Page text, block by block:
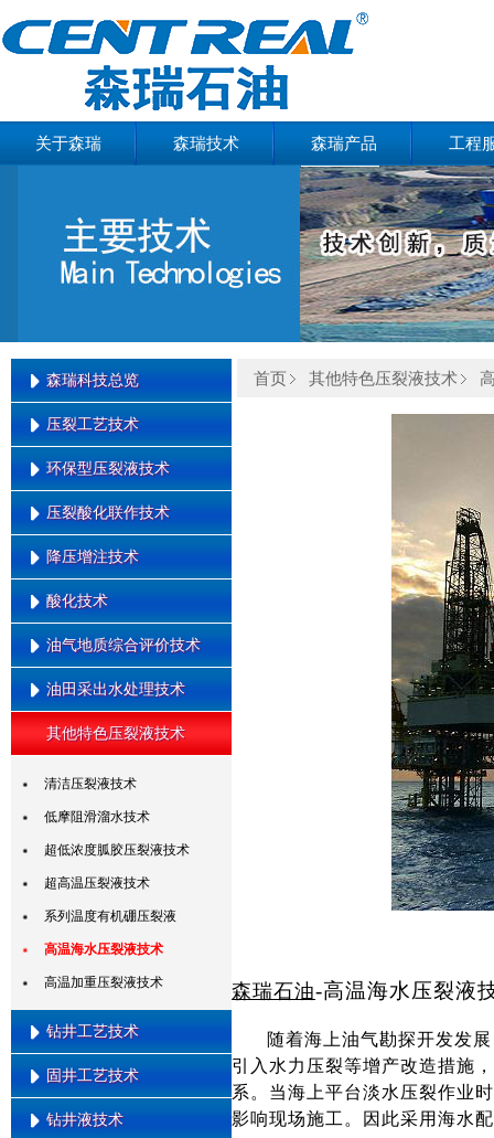
关于森瑞 森瑞技术 森瑞产品 工程
森瑞科技总览
森瑞科技总览
压裂工艺技术
缝内暂堵转向压裂技术
水平井油管底封拖动压裂工艺技
水平井泵送桥塞分段压裂技术
水平井连续油管底封拖动压裂技
多缝压裂技术
复杂储层前置酸压裂技术
深层煤压裂技术
层间转向压裂技术
泵送桥塞压裂技术
裂缝控制压裂技术
煤层顶板间接压裂技术
高能气体压裂技术
水力喷射压裂技术
限流法分层压裂技术
前置解堵液压裂技术
环保型压裂液技术
可回收压裂液技术
回注水压裂液技术
压裂酸化联作技术
酸性表面活性剂压裂液
交联酸压裂技术
降压增注技术
低渗油藏纳米降压增注
酸化技术
多氢酸酸化技术
暂堵酸化技术
油气地质综合评价技术
油气勘探综合研究技术
低渗透储层综合评价技术
油田采出水处理技术
油田采出水处理技术
其他特色压裂液技术
清洁压裂液技术
低摩阻滑溜水技术
超低浓度胍胶压裂液技术
超高温压裂液技术
系列温度有机硼压裂液
高温海水压裂液技术
高温加重压裂液技术
钻井工艺技术
钻井与地质导向一体化
MWD \ LWD
固井工艺技术
低压易漏地层低密度固井技术
钻井液技术
首页 其他特色压裂液技术
森瑞石油-高温海水压裂液
随着海上油气勘探开发发
引入水力压裂等增产改造措施
系。当海上平台淡水压裂作业
影响现场施工。因此采用海水